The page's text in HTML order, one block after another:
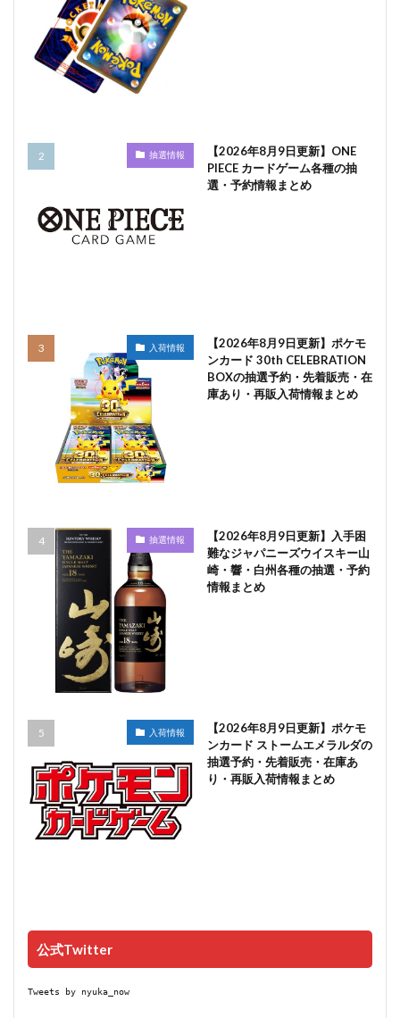
抽選情報
【2026年8月9日更新】ONE
PIECE カードゲーム各種の抽
選・予約情報まとめ
入荷情報
【2026年8月9日更新】ポケモ
ンカード 30th CELEBRATION
BOXの抽選予約・先着販売・在
庫あり・再販入荷情報まとめ
抽選情報
【2026年8月9日更新】入手困
難なジャパニーズウイスキー山
崎・響・白州各種の抽選・予約
情報まとめ
入荷情報
【2026年8月9日更新】ポケモ
ンカード ストームエメラルダの
抽選予約・先着販売・在庫あ
り・再販入荷情報まとめ
公式Twitter
Tweets by nyuka_now